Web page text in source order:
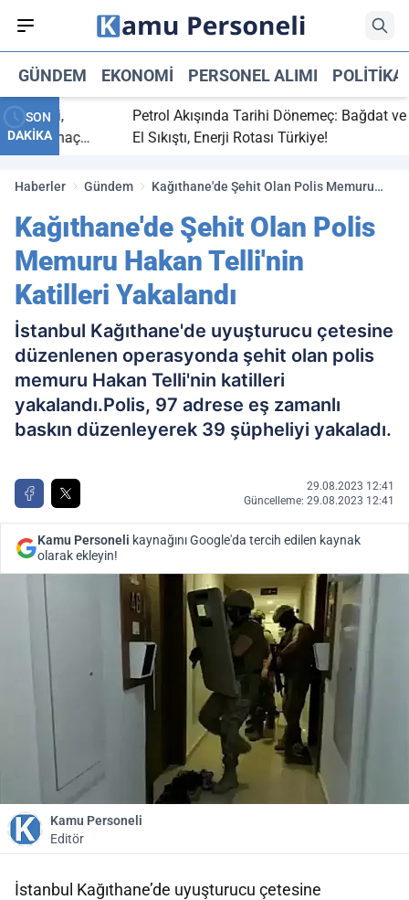
GÜNDEM EKONOMI PERSONEL ALIMI POLITIKA
SON
DAKİKA
bitti,
maç
Petrol Akışında Tarihi Dönemeç: Bağdat ve
El Sıkıştı, Enerji Rotası Türkiye!
Haberler Gündem
Kağıthane'de Şehit Olan Polis Memuru
Kağıthane'de Şehit Olan Polis
Memuru Hakan Telli'nin
Katilleri Yakalandı
İstanbul Kağıthane'de uyuşturucu çetesine
düzenlenen operasyonda şehit olan polis
memuru Hakan Telli'nin katilleri
yakalandı.Polis, 97 adrese eş zamanlı
baskın düzenleyerek 39 şüpheliyi yakaladı.
29.08.2023 12:41
Güncelleme: 29.08.2023 12:41
Kamu Personeli kaynağını Google'da tercih edilen kaynak
olarak ekleyin!
Kamu Personeli
Editör
İstanbul Kağıthane’de uyuşturucu çetesine